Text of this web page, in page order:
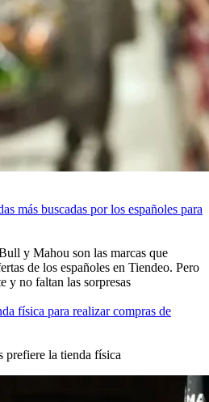
más buscadas por los españoles para
y Mahou son las marcas que
de los españoles en Tiendeo. Pero
y no faltan las sorpresas
física para realizar compras de
prefiere la tienda física